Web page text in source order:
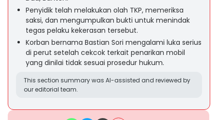
Penyidik telah melakukan olah TKP, memeriksa
saksi, dan mengumpulkan bukti untuk menindak
tegas pelaku kekerasan tersebut.
Korban bernama Bastian Sori mengalami luka serius
di perut setelah cekcok terkait penarikan mobil
yang dinilai tidak sesuai prosedur hukum.
This section summary was AI-assisted and reviewed by
our editorial team.